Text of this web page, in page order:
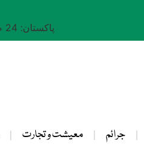
پاکستان: 24 صفر 1448
جرائم معیشت و تجارت